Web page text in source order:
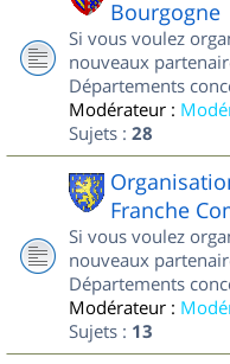
Bourgogne
Si vous voulez
nouveaux
Départements
Modérateur :
Sujets : 28
Franche
Si vous voulez
nouveaux
Départements
Modérateur :
Sujets : 13